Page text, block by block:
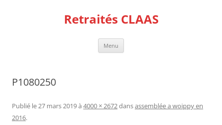
Retraités CLAAS
Menu
P1080250
Publié le27 mars 2019à 4000 × 2672dansassemblée a woippy en
2016.